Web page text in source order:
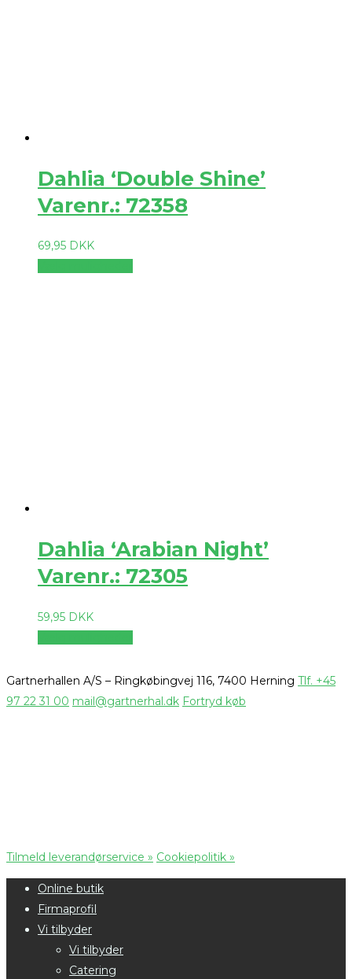
Dahlia ‘Double Shine’
Varenr.: 72358
69,95 DKK
Dahlia ‘Arabian Night’
Varenr.: 72305
59,95 DKK
Gartnerhallen A/S – Ringkøbingvej 116, 7400 Herning Tlf. +45
97 22 31 00 mail@gartnerhal.dk Fortryd køb
Tilmeld leverandørservice » Cookiepolitik »
Online butik
Firmaprofil
Vi tilbyder
Vi tilbyder
Catering